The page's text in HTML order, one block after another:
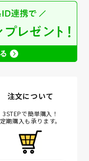
注文について
3STEPで簡単購入！
定期購入も承ります。